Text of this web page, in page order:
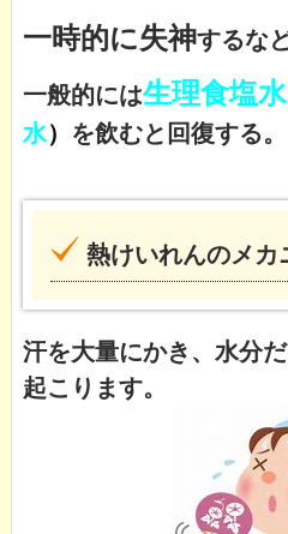
一時的に失神するな
一般的には生理食塩水
水） を飲むと回復する。
熱けいれんのメカ
汗を大量にかき、水分
起こります。